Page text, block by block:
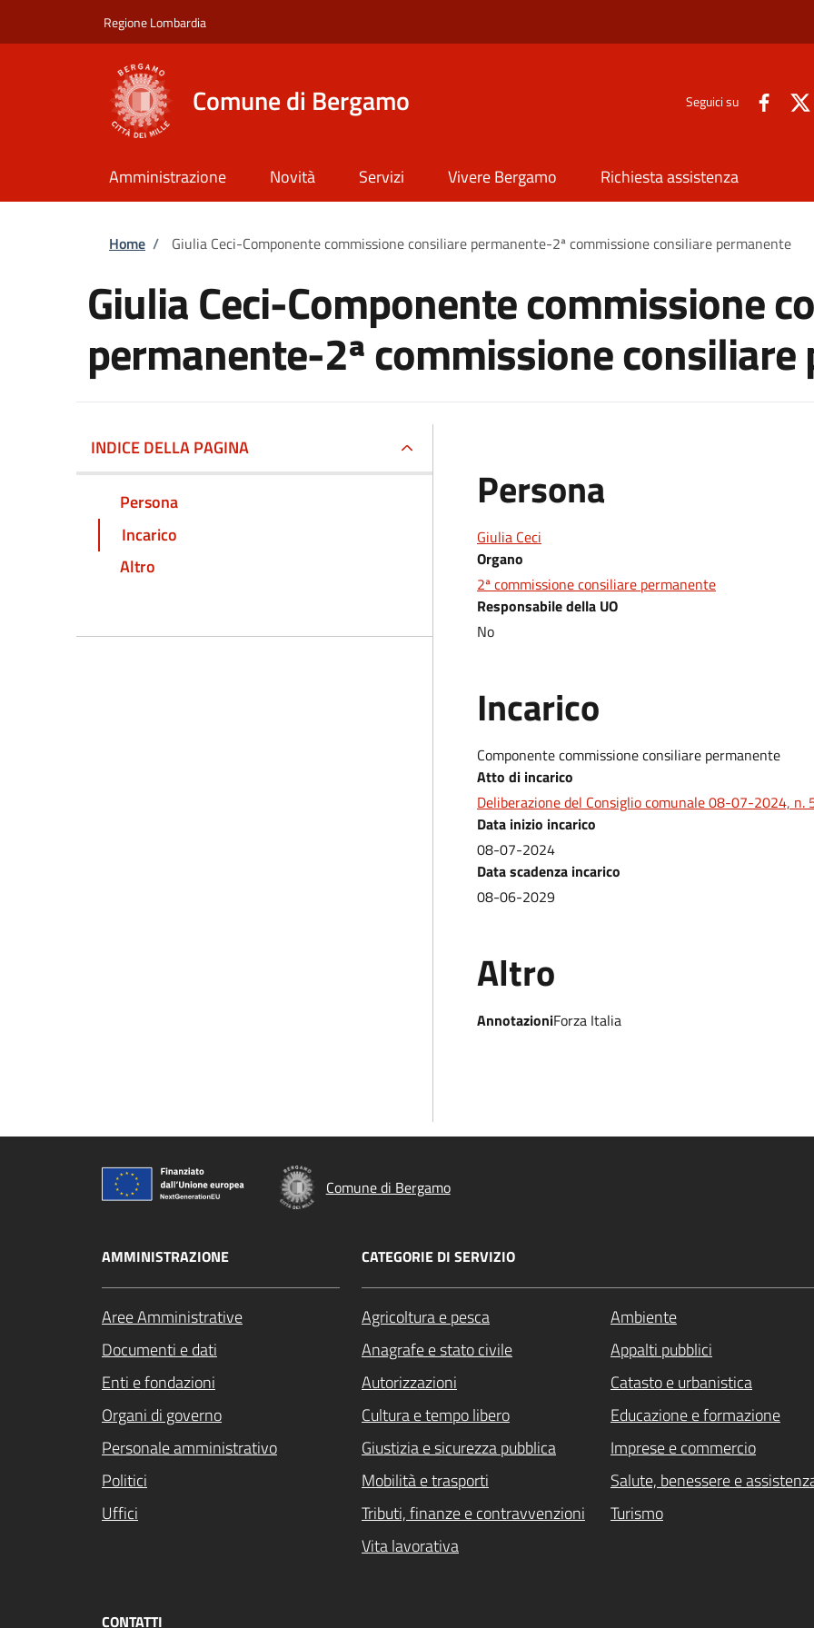
Regione Lombardia
Comune di Bergamo Seguici su
Amministrazione Novità Servizi Vivere Bergamo Richiesta assistenza
Briciole di pane
Home / Giulia Ceci-Componente commissione consiliare permanente-2ª commissione consiliare permanente
Giulia Ceci-Componente commissione
permanente-2ª commissione
INDICE DELLA PAGINA
Persona
Incarico
Altro
Persona
Giulia Ceci
Organo
2ª commissione consiliare permanente
Responsabile della UO
No
Incarico
Componente commissione consiliare permanente
Atto di incarico
Deliberazione del Consiglio comunale 08-07-2024, n.
Data inizio incarico
08-07-2024
Data scadenza incarico
08-06-2029
Altro
AnnotazioniForza Italia
Comune di Bergamo
AMMINISTRAZIONE
Aree Amministrative
Documenti e dati
Enti e fondazioni
Organi di governo
Personale amministrativo
Politici
Uffici
CATEGORIE DI SERVIZIO
Agricoltura e pesca
Ambiente
Anagrafe e stato civile
Appalti pubblici
Autorizzazioni
Catasto e urbanistica
Cultura e tempo libero
Educazione e formazione
Giustizia e sicurezza pubblica
Imprese e commercio
Mobilità e trasporti
Salute, benessere e
Tributi, finanze e contravvenzioni
Turismo
Vita lavorativa
CONTATTI